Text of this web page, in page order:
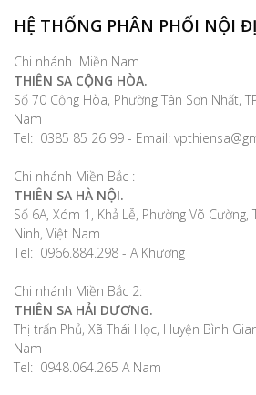
HỆ THỐNG PHÂN PHỐI NỘI
Chi nhánh Miền Nam
THIÊN SA CỘNG HÒA.
Số 70 Cộng Hòa, Phường Tân Sơn Nhất,
Nam
Tel: 0385 85 26 99 - Email:
Chi nhánh Miền Bắc :
THIÊN SA HÀ NỘI.
Số 6A, Xóm 1, Khả Lễ, Phường Võ Cường,
Ninh, Việt Nam
Tel: 0966.884.298 - A Khương
Chi nhánh Miền Bắc 2:
THIÊN SA HẢI DƯƠNG.
Thị trấn Phủ, Xã Thái Học, Huyện Bình
Nam
Tel: 0948.064.265 A Nam